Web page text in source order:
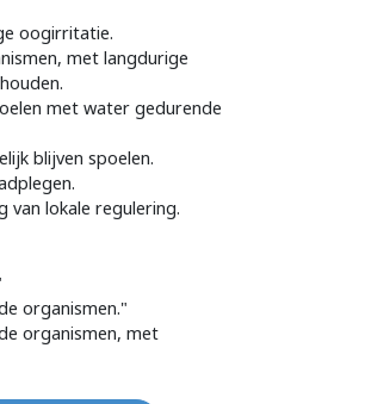
oogirritatie.
met langdurige
met water gedurende
blijven spoelen.
van lokale regulering.
organismen."
organismen, met